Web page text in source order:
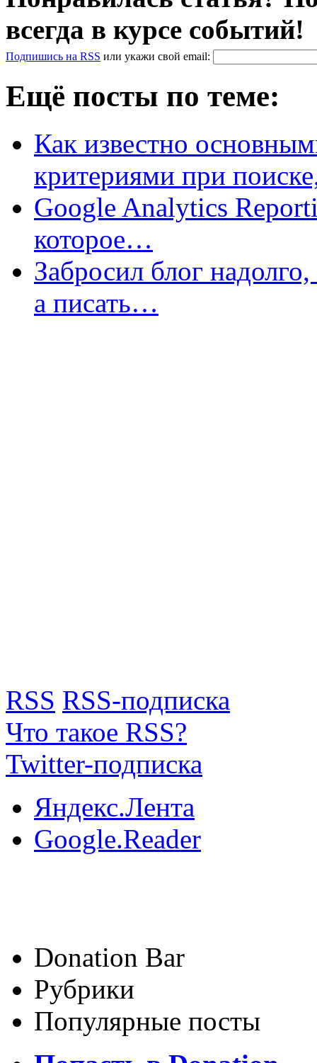
всегда в курсе событий!
Подпишись на RSS или укажи свой email:
Ещё посты по теме:
Как известно
критериями при
Google Analytics
которое…
Забросил блог
а писать…
RSS RSS-подписка
Что такое RSS?
Twitter-подписка
Яндекс.Лента
Google.Reader
Donation Bar
Рубрики
Популярные посты